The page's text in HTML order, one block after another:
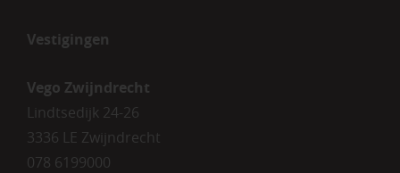
Vestigingen
Vego Zwijndrecht
Lindtsedijk 24-26
3336 LE Zwijndrecht
078 6199000